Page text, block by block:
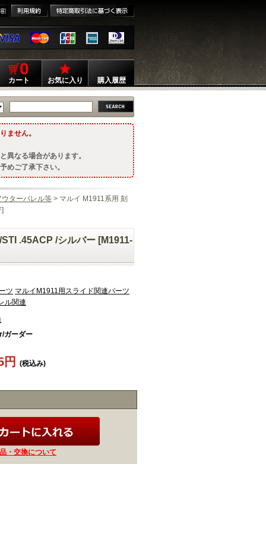
0
カート お気に入り 購入履歴
ません。
異なる場合があります。
めご了承下さい。
ターバレル等 > マルイ M1911系用 刻
.45ACP /シルバー [M1911-
ツ マルイM1911用スライド関連パーツ
ル関連
ガーダー
円
(税込み)
・交換について